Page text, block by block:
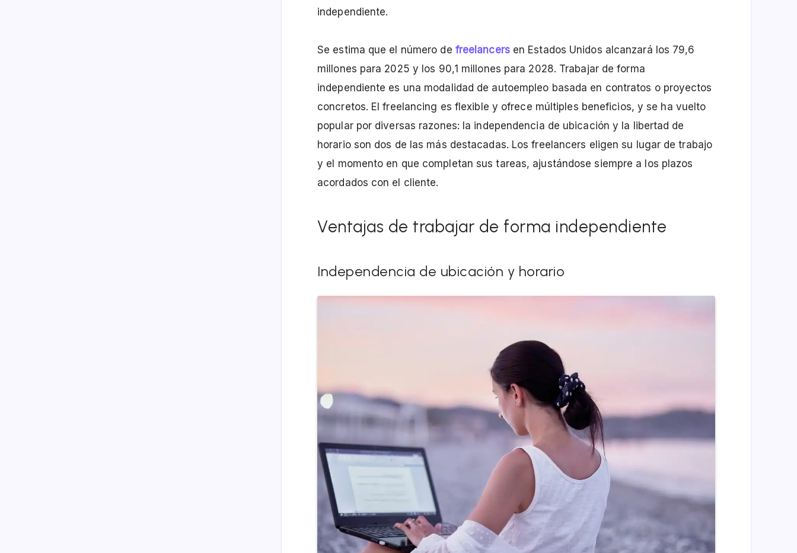
independiente.
Se estima que el número de freelancersen Estados Unidos alcanzará los 79,6
millones para 2025 y los 90,1 millones para 2028. Trabajar de forma
independiente es una modalidad de autoempleo basada en contratos o proyectos
concretos. El freelancing es flexible y ofrece múltiples beneficios, y se ha vuelto
popular por diversas razones: la independencia de ubicación y la libertad de
horario son dos de las más destacadas. Los freelancers eligen su lugar de trabajo
y el momento en que completan sus tareas, ajustándose siempre a los plazos
acordados con el cliente.
Ventajas de trabajar de forma independiente
Independencia de ubicación y horario